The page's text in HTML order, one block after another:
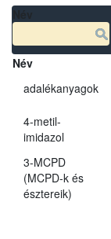
Név
adalékanyagok
4-metil-
imidazol
3-MCPD
(MCPD-k és
észtereik)